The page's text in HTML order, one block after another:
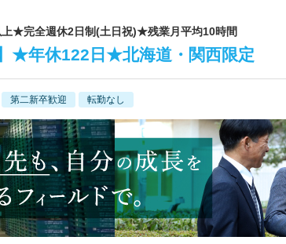
★完全週休2日制(土日祝)★残業月平均10時間
★年休122日★北海道・関西限定
第二新卒歓迎 転勤なし